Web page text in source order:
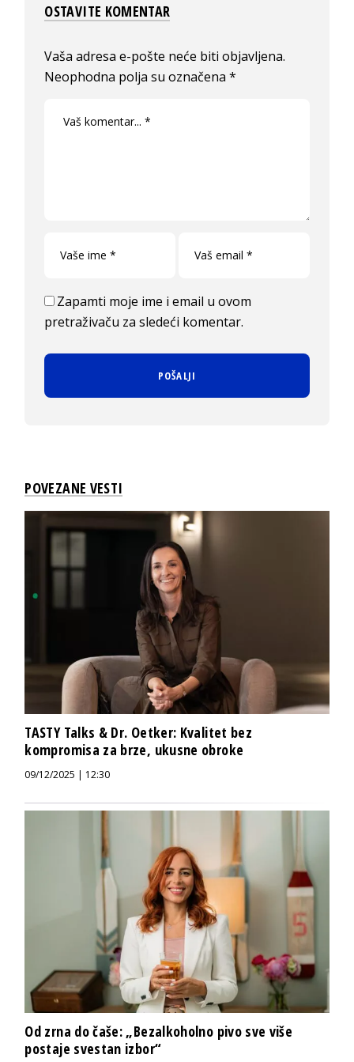
OSTAVITE KOMENTAR
Vaša adresa e-pošte neće biti objavljena.
Neophodna polja su označena*
Zapamti moje ime i email u ovom
pretraživaču za sledeći komentar.
POVEZANE VESTI
TASTY Talks & Dr. Oetker: Kvalitet bez
kompromisa za brze, ukusne obroke
09/12/2025 | 12:30
Od zrna do čaše: „Bezalkoholno pivo sve više
postaje svestan izbor“